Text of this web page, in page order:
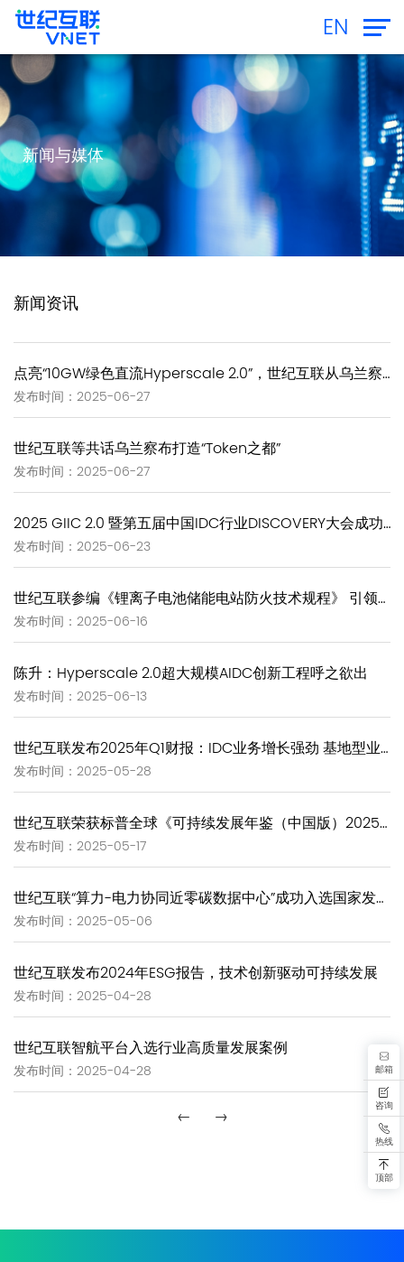
EN
新闻与媒体
新闻资讯
发布时间：2025-06-27
世纪互联等共话乌兰察布打造“Token之都”
发布时间：2025-06-27
发布时间：2025-06-23
发布时间：2025-06-16
陈升：Hyperscale 2.0超大规模AIDC创新工程呼之欲出
发布时间：2025-06-13
发布时间：2025-05-28
发布时间：2025-05-17
发布时间：2025-05-06
世纪互联发布2024年ESG报告，技术创新驱动可持续发展
发布时间：2025-04-28
世纪互联智航平台入选行业高质量发展案例
发布时间：2025-04-28
← →
邮箱
咨询
热线
顶部